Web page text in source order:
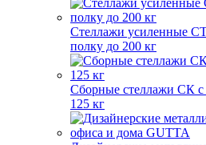
Стеллажи усиленные
полку до 200 кг
Сборные стеллажи СК с
125 кг